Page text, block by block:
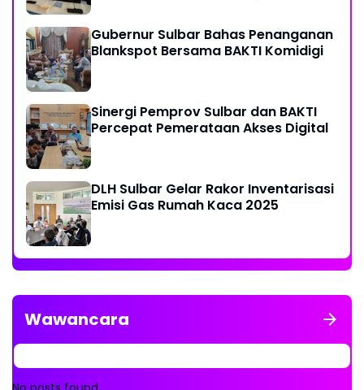
Gubernur Sulbar Bahas Penanganan
Blankspot Bersama BAKTI Komidigi
Sinergi Pemprov Sulbar dan BAKTI
Percepat Pemerataan Akses Digital
DLH Sulbar Gelar Rakor Inventarisasi
Emisi Gas Rumah Kaca 2025
Wawancara